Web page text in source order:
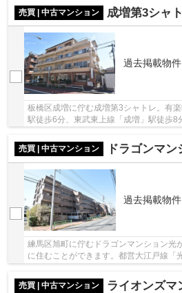
売買 | 中古マンション
成増第3シャ
過去掲載物件
板橋区成増に佇む成増第3シャトレ。有
駅徒歩6分、東武東上線「成増」駅徒歩8
売買 | 中古マンション
ドラゴンマンシ
過去掲載物件
練馬区旭町に佇むドラゴンマンション光
に住むことができます。都営大江戸線「
売買 | 中古マンション
ライオンズマンショ